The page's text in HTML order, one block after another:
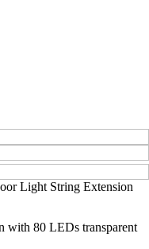
Light String Extension
with 80 LEDs transparent